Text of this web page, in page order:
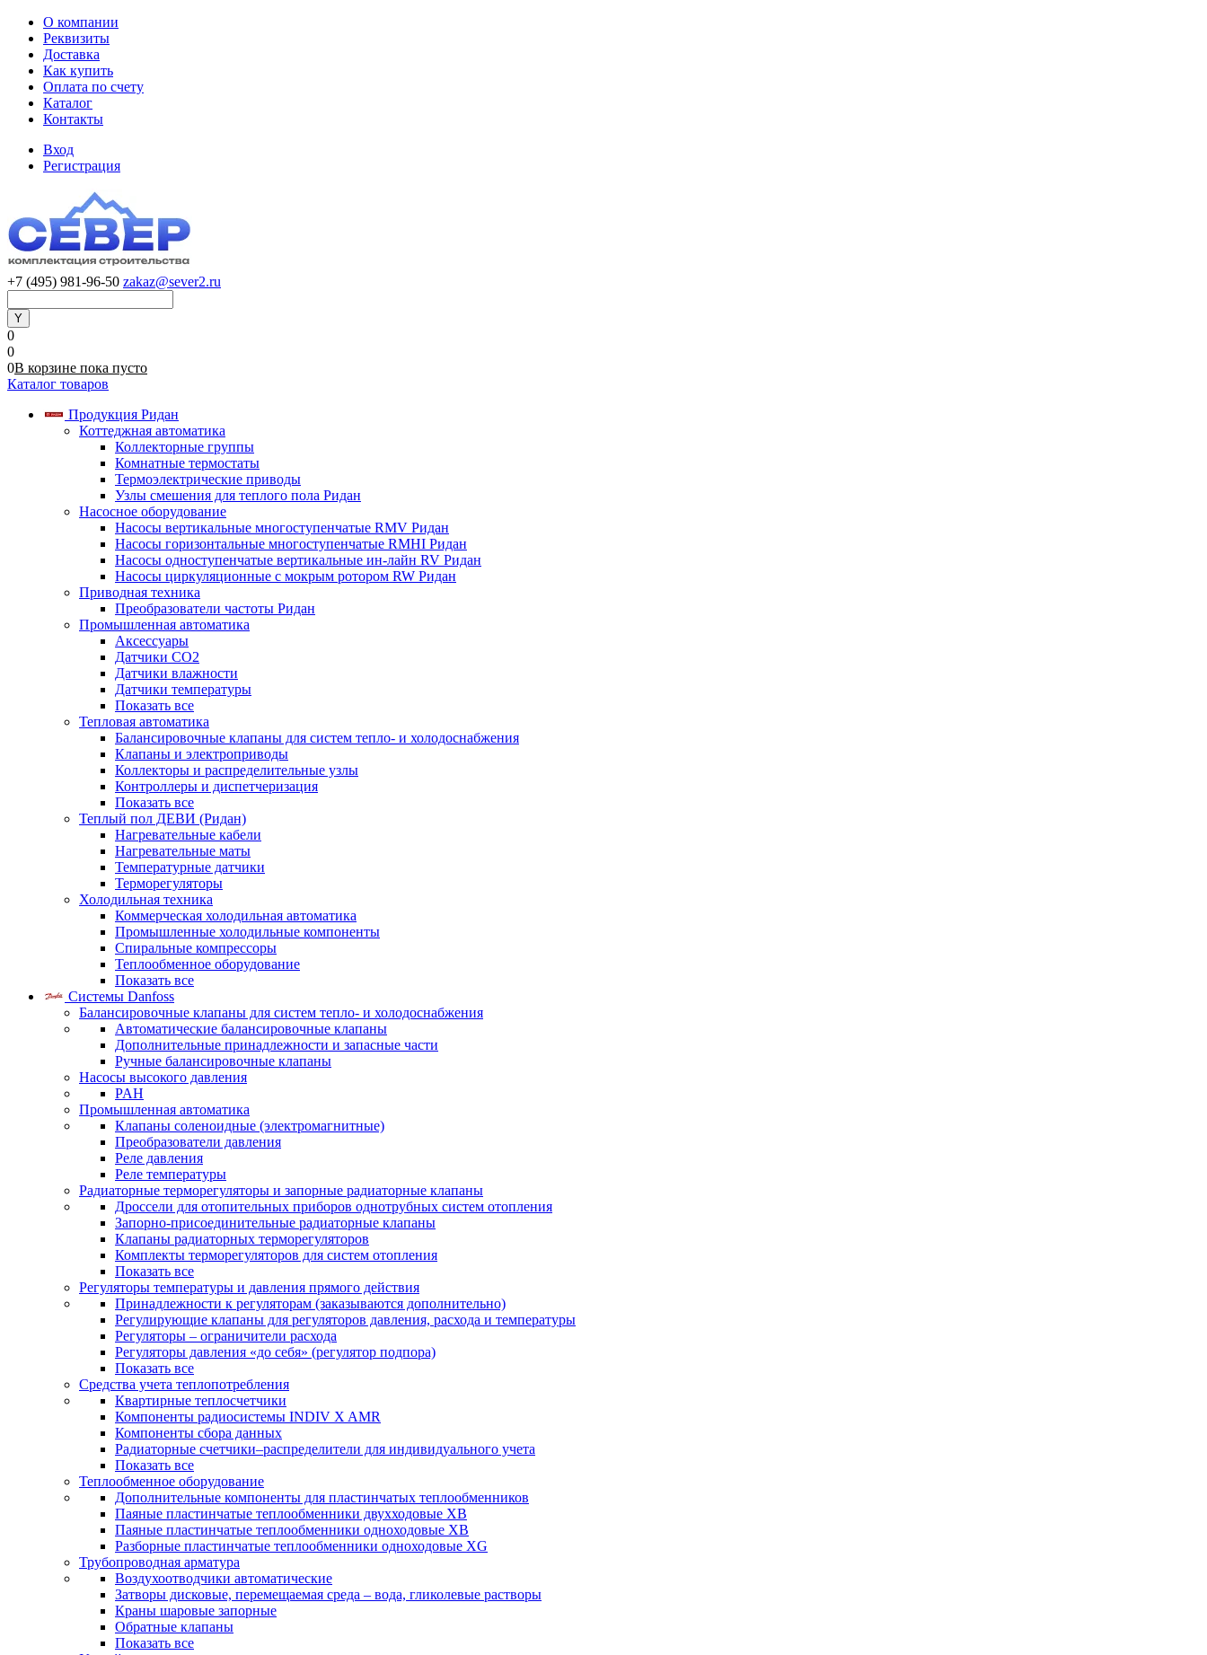
О компании
Реквизиты
Доставка
Как купить
Оплата по счету
Каталог
Контакты
Вход
Регистрация
+7 (495) 981-96-50 zakaz@sever2.ru
0
0
0В корзине пока пусто
Каталог товаров
Продукция Ридан
Коттеджная автоматика
Коллекторные группы
Комнатные термостаты
Термоэлектрические приводы
Узлы смешения для теплого пола Ридан
Насосное оборудование
Насосы вертикальные многоступенчатые RMV Ридан
Насосы горизонтальные многоступенчатые RMHI Ридан
Насосы одноступенчатые вертикальные ин-лайн RV Ридан
Насосы циркуляционные с мокрым ротором RW Ридан
Приводная техника
Преобразователи частоты Ридан
Промышленная автоматика
Аксессуары
Датчики CO2
Датчики влажности
Датчики температуры
Показать все
Тепловая автоматика
Балансировочные клапаны для систем тепло- и холодоснабжения
Клапаны и электроприводы
Коллекторы и распределительные узлы
Контроллеры и диспетчеризация
Показать все
Теплый пол ДЕВИ (Ридан)
Нагревательные кабели
Нагревательные маты
Температурные датчики
Терморегуляторы
Холодильная техника
Коммерческая холодильная автоматика
Промышленные холодильные компоненты
Спиральные компрессоры
Теплообменное оборудование
Показать все
Системы Danfoss
Балансировочные клапаны для систем тепло- и холодоснабжения
Автоматические балансировочные клапаны
Дополнительные принадлежности и запасные части
Ручные балансировочные клапаны
Насосы высокого давления
PAH
Промышленная автоматика
Клапаны соленоидные (электромагнитные)
Преобразователи давления
Реле давления
Реле температуры
Радиаторные терморегуляторы и запорные радиаторные клапаны
Дроссели для отопительных приборов однотрубных систем отопления
Запорно-присоединительные радиаторные клапаны
Клапаны радиаторных терморегуляторов
Комплекты терморегуляторов для систем отопления
Показать все
Регуляторы температуры и давления прямого действия
Принадлежности к регуляторам (заказываются дополнительно)
Регулирующие клапаны для регуляторов давления, расхода и температуры
Регуляторы – ограничители расхода
Регуляторы давления «до себя» (регулятор подпора)
Показать все
Средства учета теплопотребления
Квартирные теплосчетчики
Компоненты радиосистемы INDIV X AMR
Компоненты сбора данных
Радиаторные счетчики–распределители для индивидуального учета
Показать все
Теплообменное оборудование
Дополнительные компоненты для пластинчатых теплообменников
Паяные пластинчатые теплообменники двухходовые XB
Паяные пластинчатые теплообменники одноходовые ХВ
Разборные пластинчатые теплообменники одноходовые ХG
Трубопроводная арматура
Воздухоотводчики автоматические
Затворы дисковые, перемещаемая среда – вода, гликолевые растворы
Краны шаровые запорные
Обратные клапаны
Показать все